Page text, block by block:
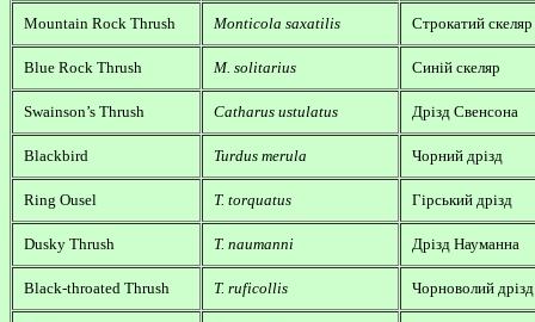
Mountain Rock Thrush Monticola saxatilis Строкатий скеляр
Blue Rock Thrush M. solitarius Синій скеляр
Swainson’s Thrush Catharus ustulatus Дрізд Свенсона
Blackbird Turdus merula Чорний дрізд
Ring Ousel T. torquatus Гірський дрізд
Dusky Thrush T. naumanni Дрізд Науманна
Black-throated Thrush T. ruficollis Чорноволий дрізд